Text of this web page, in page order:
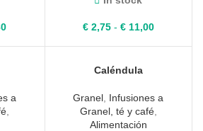
Rango
€2,75 - €11,00Rango
a
Caléndula
Granel Infusiones a
Granel, té y café,
Alimentación